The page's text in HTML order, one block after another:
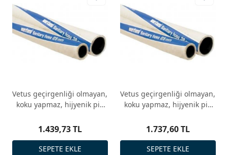
Vetus geçirgenliği olmayan,
koku yapmaz, hijyenik pis
1.439,73 TL
Vetus geçirgenliği olmayan,
koku yapmaz, hijyenik pis
1.737,60 TL